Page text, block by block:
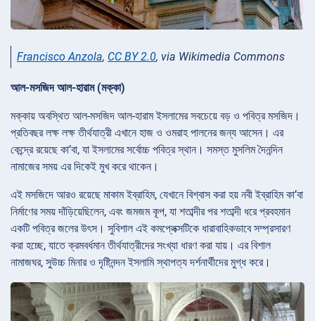
Francisco Anzola, CC BY 2.0, via Wikimedia Commons
আল-মসজিদ আল-হারাম (মক্কা)
মক্কায় অবস্থিত আল-মসজিদ আল-হারাম ইসলামের সবচেয়ে বড় ও পবিত্র মসজিদ।
প্রতিবছর লক্ষ লক্ষ তীর্থযাত্রী এখানে হাজ ও ওমরাহ পালনের জন্য আসেন। এর
কেন্দ্রে রয়েছে কা’বা, যা ইসলামের সর্বোচ্চ পবিত্র স্থান। সমস্ত মুসলিম দৈনন্দিন
নামাজের সময় এর দিকেই মুখ করে থাকেন।
এই মসজিদে আরও রয়েছে মাকাম ইব্রাহিম, যেখানে বিশ্বাস করা হয় নবী ইব্রাহিম কা’বা
নির্মাণের সময় দাঁড়িয়েছিলেন, এবং জমজম কূপ, যা শতাব্দীর পর শতাব্দী ধরে প্রবহমান
একটি পবিত্র জলের উৎস। সুবিশাল এই কমপ্লেক্সটিকে ধারাবাহিকভাবে সম্প্রসারণ
করা হচ্ছে, যাতে ক্রমবর্ধমান তীর্থযাত্রীদের সংখ্যা ধারণ করা যায়। এর বিশাল
নামাজঘর, সুউচ্চ মিনার ও দৃষ্টিনন্দন ইসলামি স্থাপত্য দর্শনার্থীদের মুগ্ধ করে।